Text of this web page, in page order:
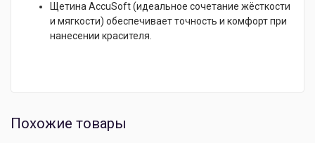
Щетина AccuSoft (идеальное сочетание жёсткости
и мягкости) обеспечивает точность и комфорт при
нанесении красителя.
Похожие товары